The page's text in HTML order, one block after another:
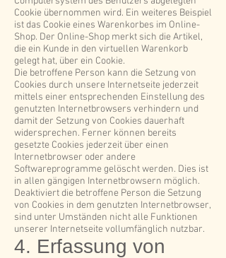
Cookie übernommen wird. Ein weiteres Beispiel
ist das Cookie eines Warenkorbes im Online-
Shop. Der Online-Shop merkt sich die Artikel,
die ein Kunde in den virtuellen Warenkorb
gelegt hat, über ein Cookie.
Die betroffene Person kann die Setzung von
Cookies durch unsere Internetseite jederzeit
mittels einer entsprechenden Einstellung des
genutzten Internetbrowsers verhindern und
damit der Setzung von Cookies dauerhaft
widersprechen. Ferner können bereits
gesetzte Cookies jederzeit über einen
Internetbrowser oder andere
Softwareprogramme gelöscht werden. Dies ist
in allen gängigen Internetbrowsern möglich.
Deaktiviert die betroffene Person die Setzung
von Cookies in dem genutzten Internetbrowser,
sind unter Umständen nicht alle Funktionen
unserer Internetseite vollumfänglich nutzbar.
4. Erfassung von